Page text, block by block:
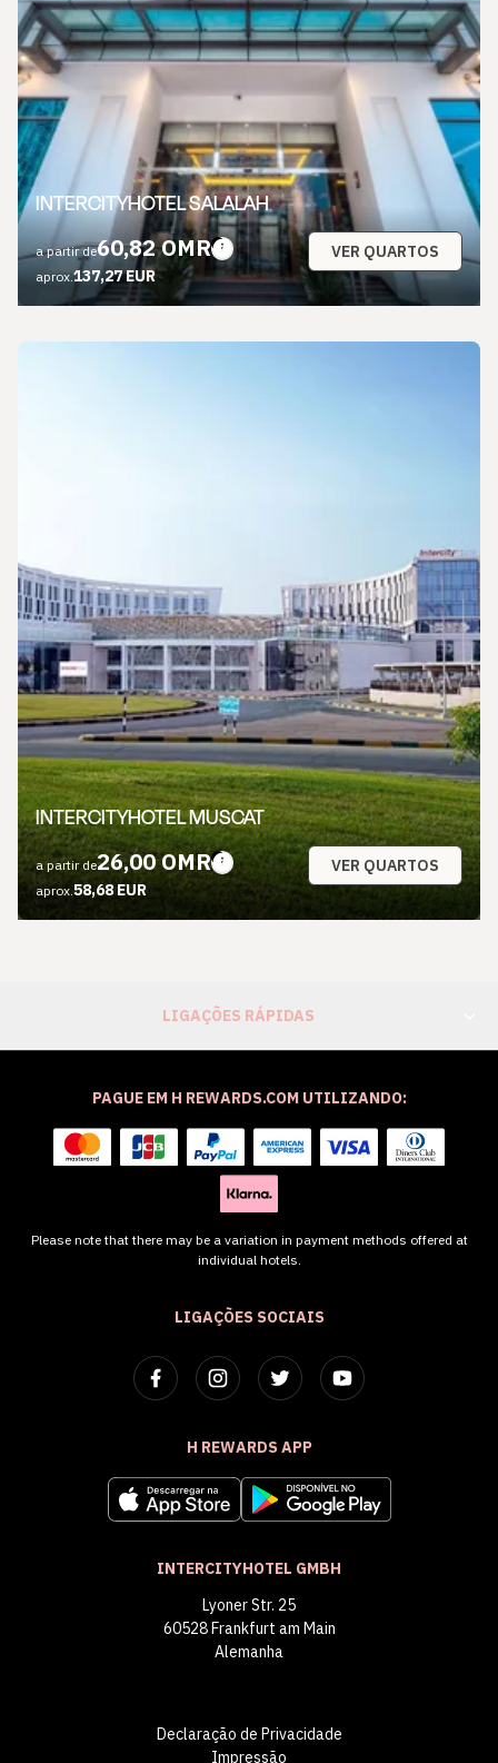
INTERCITYHOTEL SALALAH
a partir de60,82 OMR
aprox.137,27 EUR
VER QUARTOS
INTERCITYHOTEL MUSCAT
a partir de26,00 OMR
aprox.58,68 EUR
VER QUARTOS
LIGAÇÕES RÁPIDAS
LIGAÇÕES SOCIAIS
H REWARDS APP
INTERCITYHOTEL GMBH
Lyoner Str. 25
60528 Frankfurt am Main
Alemanha
PAGUE EM H REWARDS.COM UTILIZANDO:
Please note that there may be a variation in payment methods offered at
individual hotels.
Declaração de Privacidade
Impressão